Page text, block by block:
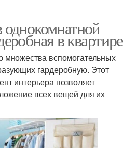
однокомнатной
в квартире
вспомогательных
гардеробную. Этот
интерьера позволяет
всех вещей для их